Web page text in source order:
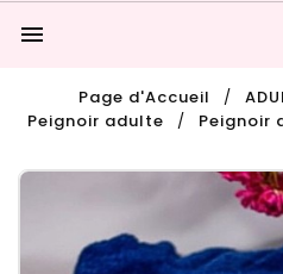

Page d'Accueil
Peignoir adulte
Peignoir